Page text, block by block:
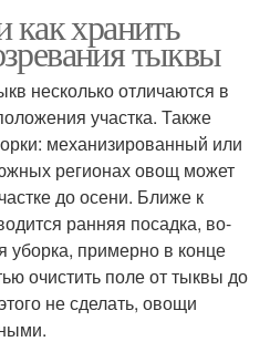
как хранить
тыквы
несколько отличаются в
участка. Также
механизированный или
регионах овощ может
до осени. Ближе к
ранняя посадка, во-
примерно в конце
очистить поле от тыквы до
не сделать, овощи